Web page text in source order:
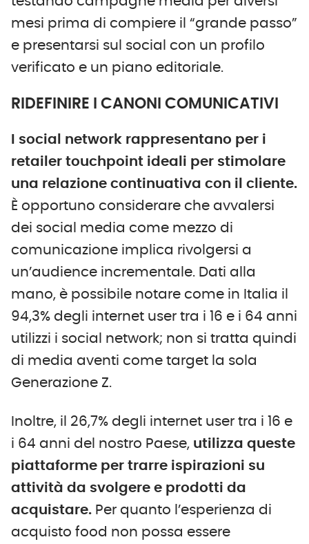
mesi prima di compiere il “grande passo”
e presentarsi sul social con un profilo
verificato e un piano editoriale.
RIDEFINIRE I CANONI COMUNICATIVI
I social network rappresentano per i
retailer touchpoint ideali per stimolare
una relazione continuativa con il cliente.
È opportuno considerare che avvalersi
dei social media come mezzo di
comunicazione implica rivolgersi a
un’audience incrementale. Dati alla
mano, è possibile notare come in Italia il
94,3% degli internet user tra i 16 e i 64 anni
utilizzi i social network; non si tratta quindi
di media aventi come target la sola
Generazione Z.
Inoltre, il 26,7% degli internet user tra i 16 e
i 64 anni del nostro Paese, utilizza queste
piattaforme per trarre ispirazioni su
attività da svolgere e prodotti da
acquistare. Per quanto l’esperienza di
acquisto food non possa essere